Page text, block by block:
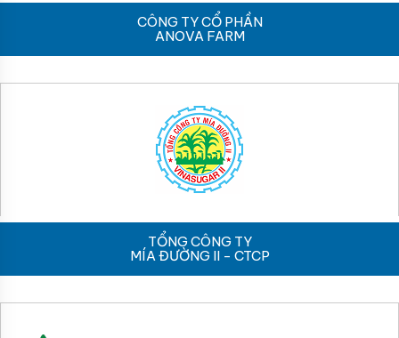
CÔNG TY CỔ PHẦN
ANOVA FARM
TỔNG CÔNG TY
MÍA ĐƯỜNG II - CTCP